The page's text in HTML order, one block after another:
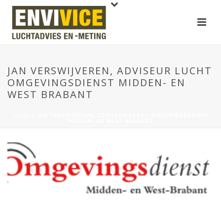
JAN VERSWIJVEREN, ADVISEUR LUCHT
OMGEVINGSDIENST MIDDEN- EN
WEST BRABANT